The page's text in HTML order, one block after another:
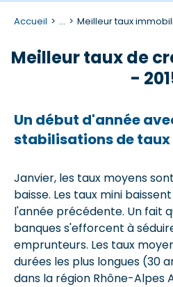
Accueil ... Meilleur taux
Meilleur taux de
-
Un début d'année
stabilisations de taux
Janvier, les taux moyens
baisse. Les taux mini
l'année précédente. Un fait
banques s'efforcent à
emprunteurs. Les taux
durées les plus longues (30
dans la région Rhône-Alpes